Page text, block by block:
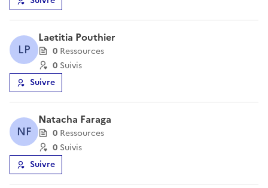
LP
Laetitia Pouthier
0 Ressources
0 Suivis
Suivre
NF
Natacha Faraga
0 Ressources
0 Suivis
Suivre